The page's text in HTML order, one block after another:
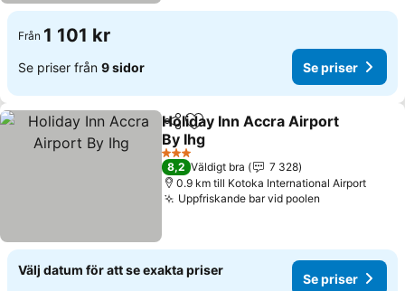
Från 1 101 kr
Se priser från 9 sidor Se priser
Dela Lägg till i Mina Favoriter
Holiday Inn Accra Airport
By Ihg
Se priser
3 Stjärnor
8,2 Väldigt bra
7 328
0.9 km till Kotoka International Airport
Uppfriskande bar vid poolen
Välj datum för att se exakta priser
Se priser